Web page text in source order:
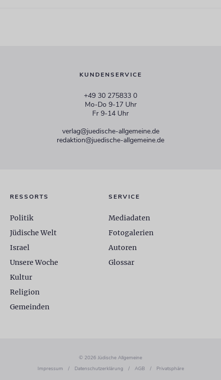
KUNDENSERVICE
+49 30 275833 0
Mo-Do 9-17 Uhr
Fr 9-14 Uhr
verlag@juedische-allgemeine.de
redaktion@juedische-allgemeine.de
RESSORTS
Politik
Jüdische Welt
Israel
Unsere Woche
Kultur
Religion
Gemeinden
SERVICE
Mediadaten
Fotogalerien
Autoren
Glossar
© 2026 Jüdische Allgemeine
Impressum
/ Datenschutzerklärung / AGB / Privatsphäre